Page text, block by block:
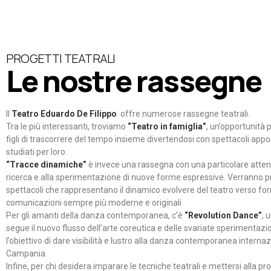
PROGETTI TEATRALI
Le nostre rassegne
Teatro Eduardo De Filippo offre numerose rassegne teatrali.
Tra le più interessanti, troviamo “Teatro in famiglia”, un’opportunità
figli di trascorrere del tempo insieme divertendosi con spettacoli
studiati per loro.
“Tracce dinamiche” è invece una rassegna con una particolare
ricerca e alla sperimentazione di nuove forme espressive. Verranno
spettacoli che rappresentano il dinamico evolvere del teatro verso
comunicazioni sempre più moderne e originali
Per gli amanti della danza contemporanea, c’è “Revolution Dance”,
segue il nuovo flusso dell’arte coreutica e delle svariate
l’obiettivo di dare visibilità e lustro alla danza contemporanea
Campania.
Infine, per chi desidera imparare le tecniche teatrali e mettersi alla